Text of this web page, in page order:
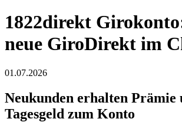
1822direkt
neue GiroDirekt im
01.07.2026
Neukunden erhalten Prämie
Tagesgeld zum Konto